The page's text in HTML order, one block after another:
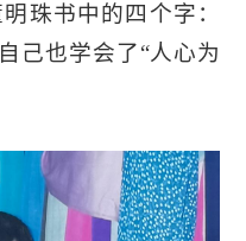
书中的四个字：
己也学会了“人心为